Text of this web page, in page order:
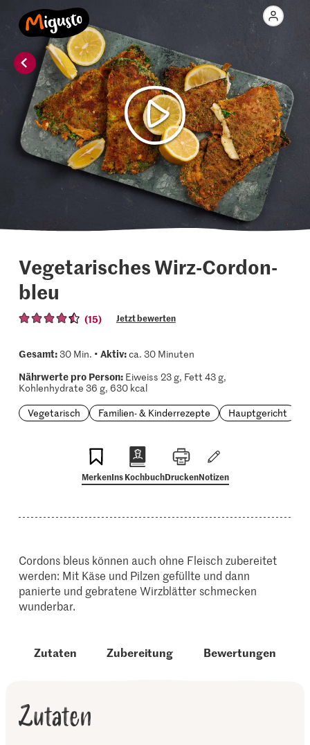
Vegetarisches Wirz-Cordon-
bleu
(15) Jetzt bewerten
Gesamt:30 Min. • Aktiv:ca. 30 Minuten
Nährwerte pro Person:Eiweiss 23 g, Fett 43 g,
Kohlenhydrate 36 g, 630 kcal
Vegetarisch
Familien- & Kinderrezepte Hauptgericht
MerkenIns KochbuchDruckenNotizen
Cordons bleus können auch ohne Fleisch zubereitet
werden: Mit Käse und Pilzen gefüllte und dann
panierte und gebratene Wirzblätter schmecken
wunderbar.
Zutaten Zubereitung Bewertungen
Zutaten